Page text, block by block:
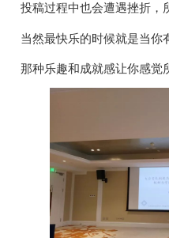
投稿过程中也会遭遇挫折，
当然最快乐的时候就是当你
那种乐趣和成就感让你感